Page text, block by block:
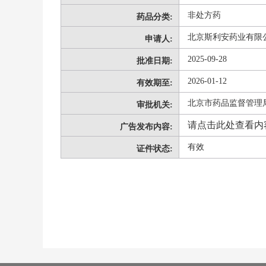
药品分类: 非处方药
申请人: 北京斯利安药业有限
批准日期: 2025-09-28
有效期至: 2026-01-12
审批机关: 北京市药品监督管理
广告发布内容: 请点击此处查看内
证件状态: 有效